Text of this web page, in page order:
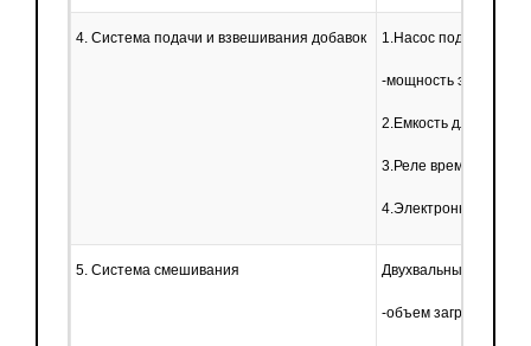
4. Система подачи и взвешивания добавок 1.Насос подачи
-мощность
2.Емкость для
3.Реле времени: 1
4.Электронная
5. Система смешивания Двухвальный
-объем загрузки: